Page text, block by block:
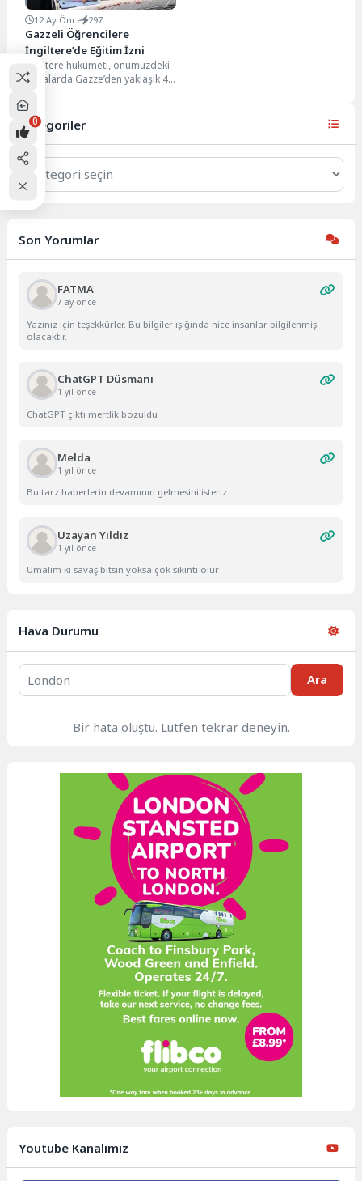
12 Ay Önce 297
Gazzeli Öğrencilere
İngiltere’de Eğitim İzni
İngiltere hükümeti, önümüzdeki
haftalarda Gazze’den yaklaşık 40
üniversite burslarından
yararlanmasına izin
verileceğini...
Kategoriler
Kategoriler
Son Yorumlar
FATMA
7 ay önce
Yazınız için teşekkürler. Bu bilgiler ışığında nice insanlar bilgilenmiş
olacaktır.
ChatGPT Düsmanı
1 yıl önce
ChatGPT çıktı mertlik bozuldu
Melda
1 yıl önce
Bu tarz haberlerin devamının gelmesini isteriz
Uzayan Yıldız
1 yıl önce
Umalım ki savaş bitsin yoksa çok sıkıntı olur
Hava Durumu
Ara
Bir hata oluştu. Lütfen tekrar deneyin.
Youtube Kanalımız
0